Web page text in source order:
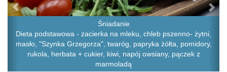
Śniadanie
Dieta podstawowa - zacierka na mleku, chleb pszenno- żytni,
masło, "Szynka Grzegorza", twaróg, papryka żółta, pomidory,
rukola, herbata + cukier, kiwi, napój owsiany, pączek z
marmoladą